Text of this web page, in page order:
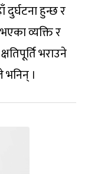
हुन्छ र
व्यक्ति र
भराउने
।